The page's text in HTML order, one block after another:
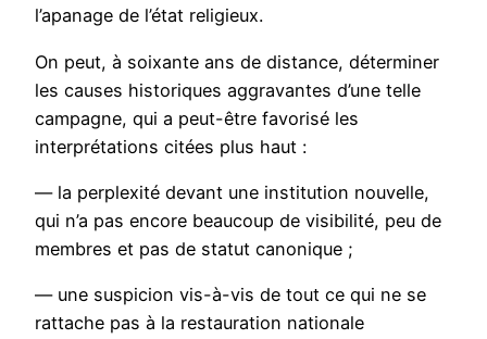
l’apanage de l’état religieux.
On peut, à soixante ans de distance, déterminer
les causes historiques aggravantes d’une telle
campagne, qui a peut-être favorisé les
interprétations citées plus haut :
— la perplexité devant une institution nouvelle,
qui n’a pas encore beaucoup de visibilité, peu de
membres et pas de statut canonique ;
— une suspicion vis-à-vis de tout ce qui ne se
rattache pas à la restauration nationale